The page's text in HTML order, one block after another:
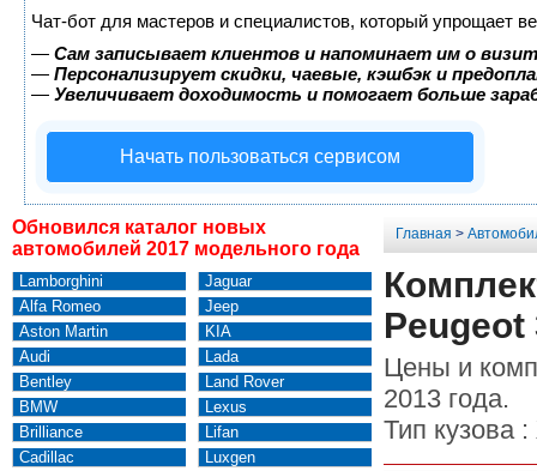
Чат-бот для мастеров и специалистов, который упрощает
— Сам записывает клиентов и напоминает им о
— Персонализирует скидки, чаевые, кэшбэк и
— Увеличивает доходимость и помогает больше
Начать пользоваться сервисом
Обновился каталог новых
автомобилей 2017 модельного года
Lamborghini
Alfa Romeo
Aston Martin
Audi
Bentley
BMW
Brilliance
Cadillac
Jaguar
Jeep
KIA
Lada
Land Rover
Lexus
Lifan
Luxgen
Главная >
Peugeot
Цены и
2013 года.
Тип кузова :